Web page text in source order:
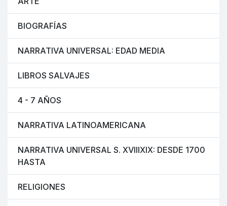
BIOGRAFÍAS
NARRATIVA UNIVERSAL: EDAD MEDIA
LIBROS SALVAJES
4 - 7 AÑOS
NARRATIVA LATINOAMERICANA
NARRATIVA UNIVERSAL S. XVIIIXIX: DESDE 1700
HASTA
RELIGIONES